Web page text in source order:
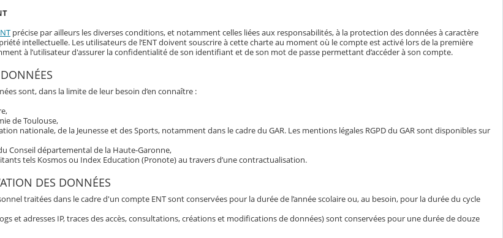
précise par ailleurs les diverses conditions, et notamment celles liées aux responsabilités, à la protection des données à caractère
intellectuelle. Les utilisateurs de l’ENT doivent souscrire à cette charte au moment où le compte est activé lors de la première
à l’utilisateur d'assurer la confidentialité de son identifiant et de son mot de passe permettant d’accéder à son compte.
sont, dans la limite de leur besoin d’en connaître :
de Toulouse,
nationale, de la Jeunesse et des Sports, notamment dans le cadre du GAR. Les mentions légales RGPD du GAR sont disponibles sur
Conseil départemental de la Haute-Garonne,
tels Kosmos ou Index Education (Pronote) au travers d’une contractualisation.
DES DONNÉES
traitées dans le cadre d'un compte ENT sont conservées pour la durée de l’année scolaire ou, au besoin, pour la durée du cycle
et adresses IP, traces des accès, consultations, créations et modifications de données) sont conservées pour une durée de douze